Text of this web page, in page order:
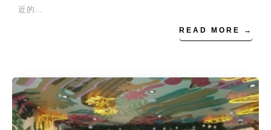
近的…
READ MORE →